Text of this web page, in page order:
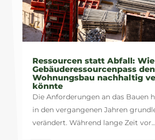
Ressourcen statt Abfall:
Gebäuderessourcenpass den
Wohnungsbau nachhaltig
könnte
Die Anforderungen an das Bauen
in den vergangenen Jahren
verändert. Während lange Zeit vor...